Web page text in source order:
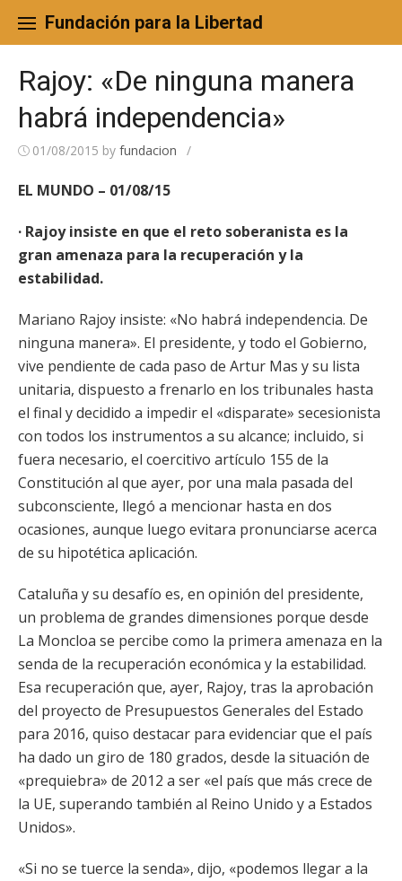
content
Fundación para la Libertad
Rajoy: «De ninguna manera
habrá independencia»
01/08/2015 by fundacion /
EL MUNDO – 01/08/15
· Rajoy insiste en que el reto soberanista es la
gran amenaza para la recuperación y la
estabilidad.
Mariano Rajoy insiste: «No habrá independencia. De
ninguna manera». El presidente, y todo el Gobierno,
vive pendiente de cada paso de Artur Mas y su lista
unitaria, dispuesto a frenarlo en los tribunales hasta
el final y decidido a impedir el «disparate» secesionista
con todos los instrumentos a su alcance; incluido, si
fuera necesario, el coercitivo artículo 155 de la
Constitución al que ayer, por una mala pasada del
subconsciente, llegó a mencionar hasta en dos
ocasiones, aunque luego evitara pronunciarse acerca
de su hipotética aplicación.
Cataluña y su desafío es, en opinión del presidente,
un problema de grandes dimensiones porque desde
La Moncloa se percibe como la primera amenaza en la
senda de la recuperación económica y la estabilidad.
Esa recuperación que, ayer, Rajoy, tras la aprobación
del proyecto de Presupuestos Generales del Estado
para 2016, quiso destacar para evidenciar que el país
ha dado un giro de 180 grados, desde la situación de
«prequiebra» de 2012 a ser «el país que más crece de
la UE, superando también al Reino Unido y a Estados
Unidos».
«Si no se tuerce la senda», dijo, «podemos llegar a la